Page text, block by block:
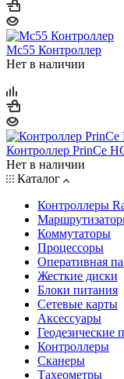
Mc55 Контроллер
Нет в наличии
Контроллер PrinCe
Нет в наличии
Каталог
Контроллеры
Коммутаторы
Процессоры
Оперативная
Жесткие диски
Блоки питания
Сетевые карты
Аксессуары
Геодезические
Контроллеры
Сканеры
Тахеометры